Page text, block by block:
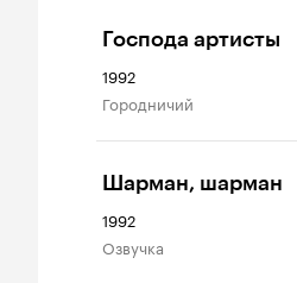
Господа артисты
1992
городничий
Шарман, шарман
1992
озвучка